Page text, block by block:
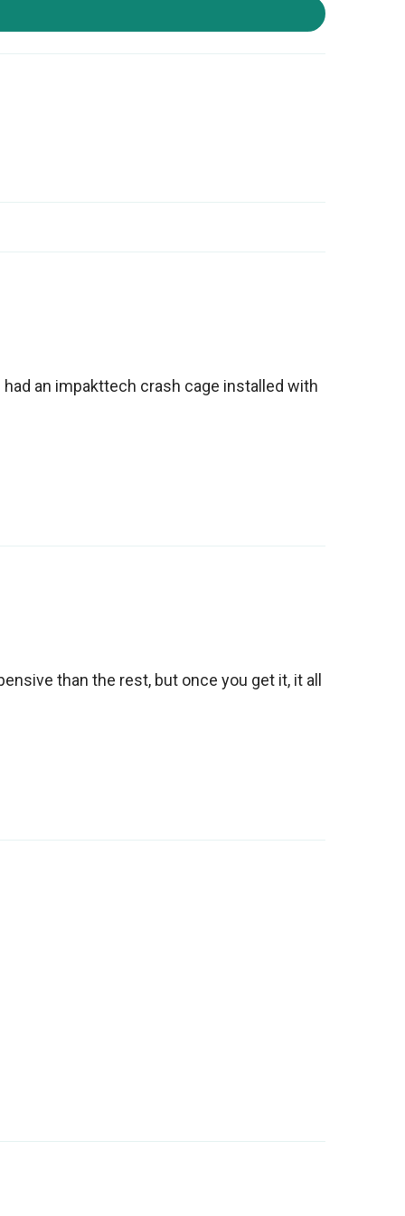
an impakttech crash cage installed with
than the rest, but once you get it, it all